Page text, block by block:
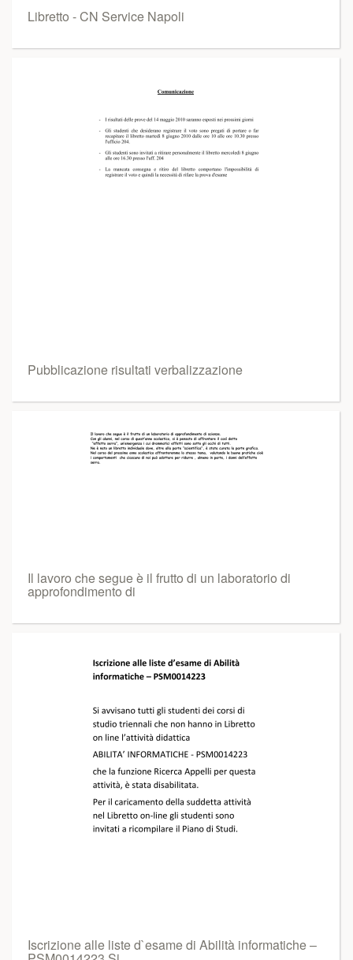
Libretto - CN Service Napoli
Pubblicazione risultati verbalizzazione
Il lavoro che segue è il frutto di un laboratorio di
approfondimento di
Iscrizione alle liste d`esame di Abilità informatiche –